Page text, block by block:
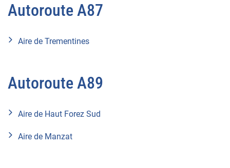
Autoroute A87
Aire de Trementines
Autoroute A89
Aire de Haut Forez Sud
Aire de Manzat